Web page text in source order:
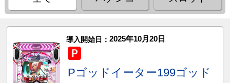
導入開始日： 2025年10月20日
Pゴッドイーター199ゴッド